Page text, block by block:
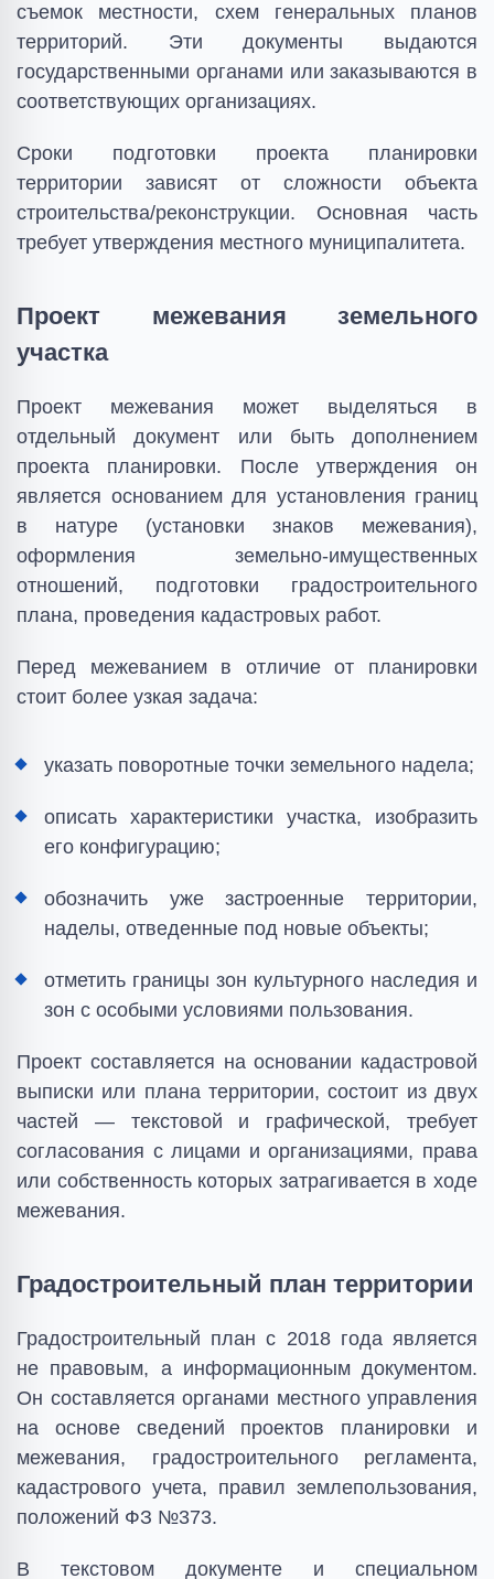
съемок местности, схем генеральных планов
территорий. Эти документы выдаются
государственными органами или заказываются в
соответствующих организациях.
Сроки подготовки проекта планировки
территории зависят от сложности объекта
строительства/реконструкции. Основная часть
требует утверждения местного муниципалитета.
Проект межевания земельного
участка
Проект межевания может выделяться в
отдельный документ или быть дополнением
проекта планировки. После утверждения он
является основанием для установления границ
в натуре (установки знаков межевания),
оформления земельно-имущественных
отношений, подготовки градостроительного
плана, проведения кадастровых работ.
Перед межеванием в отличие от планировки
стоит более узкая задача:
указать поворотные точки земельного надела;
описать характеристики участка, изобразить
его конфигурацию;
обозначить уже застроенные территории,
наделы, отведенные под новые объекты;
отметить границы зон культурного наследия и
зон с особыми условиями пользования.
Проект составляется на основании кадастровой
выписки или плана территории, состоит из двух
частей — текстовой и графической, требует
согласования с лицами и организациями, права
или собственность которых затрагивается в ходе
межевания.
Градостроительный план территории
Градостроительный план с 2018 года является
не правовым, а информационным документом.
Он составляется органами местного управления
на основе сведений проектов планировки и
межевания, градостроительного регламента,
кадастрового учета, правил землепользования,
положений ФЗ №373.
В текстовом документе и специальном